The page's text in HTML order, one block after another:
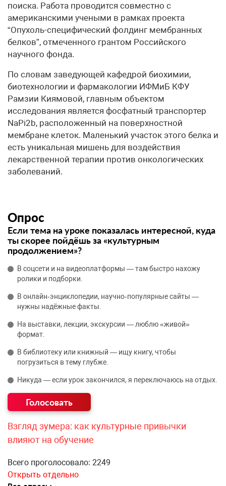
поиска. Работа проводится совместно с
американскими учеными в рамках проекта
“Опухоль-специфический фолдинг мембранных
белков”, отмеченного грантом Российского
научного фонда.
По словам заведующей кафедрой биохимии,
биотехнологии и фармакологии ИФМиБ КФУ
Рамзии Киямовой, главным объектом
исследования является фосфатный транспортер
NaPi2b, расположенный на поверхностной
мембране клеток. Маленький участок этого белка и
есть уникальная мишень для воздействия
лекарственной терапии против онкологических
заболеваний.
Опрос
Если тема на уроке показалась интересной, куда
ты скорее пойдёшь за «культурным
продолжением»?
В соцсети и на видеоплатформы — там быстро нахожу
ролики и подборки.
В онлайн‑энциклопедии, научно‑популярные сайты —
нужны надёжные факты.
На выставки, лекции, экскурсии — люблю «живой»
формат.
В библиотеку или книжный — ищу книгу, чтобы
погрузиться в тему глубже.
Никуда — если урок закончился, я переключаюсь на отдых.
Взгляд зумера: как культурные привычки
влияют на обучение
Всего проголосовало: 2249
Открыть отдельно